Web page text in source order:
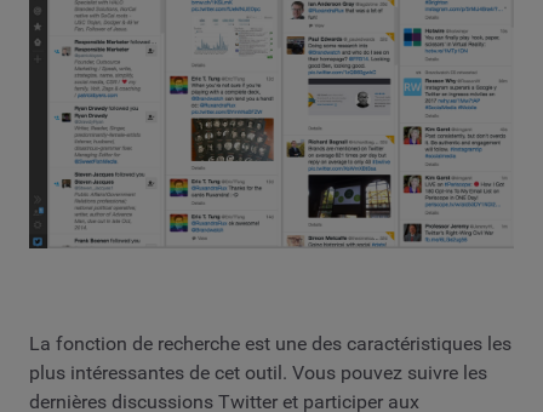
La fonction de recherche est une des caractéristiques les
plus intéressantes de cet outil. Vous pouvez suivre les
dernières discussions Twitter et participer aux